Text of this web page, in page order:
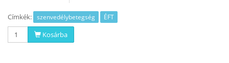
Címkék: szenvedélybetegség ÉFT
Kosárba